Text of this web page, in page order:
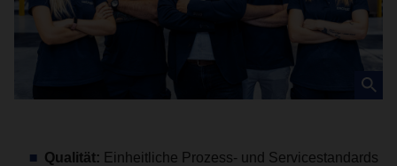
Qualität: Einheitliche Prozess- und Servicestandards